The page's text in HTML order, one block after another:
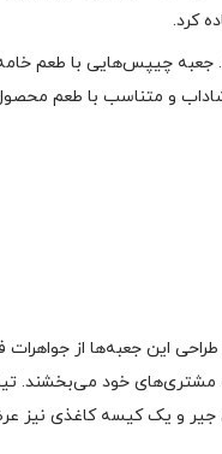
کرد.
چیپس‌هایی با طعم
شاداب و متناسب با طعم
این جعبه‌ها از جواهرات
خود می‌بخشند.
جیر و یک کیسه کاغذی نیز